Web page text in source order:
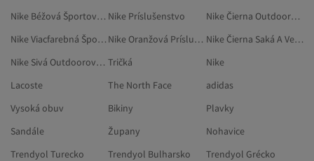
Nike Béžová Športové Vybavenie Nike Príslušenstvo
Nike Čierna Outdoorové Oblečenie
Nike Viacfarebná Šport A Príroda
Nike Oranžová Príslušenstvo
Nike Čierna Saká A Vesty
Nike Sivá Outdoorové Oblečenie Tričká
Nike
Lacoste
The North Face
adidas
Vysoká obuv
Bikiny
Plavky
Sandále
Župany
Nohavice
Trendyol Turecko
Trendyol Bulharsko
Trendyol Grécko